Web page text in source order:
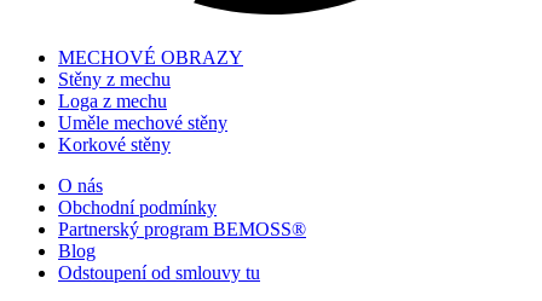
MECHOVÉ OBRAZY
Stěny z mechu
Loga z mechu
Uměle mechové stěny
Korkové stěny
O nás
Obchodní podmínky
Partnerský program BEMOSS®
Blog
Odstoupení od smlouvy tu